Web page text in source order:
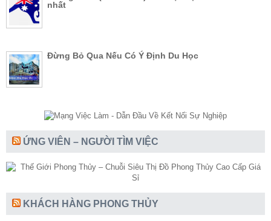
nhất
Đừng Bỏ Qua Nếu Có Ý Định Du Học
ỨNG VIÊN – NGƯỜI TÌM VIỆC
KHÁCH HÀNG PHONG THỦY